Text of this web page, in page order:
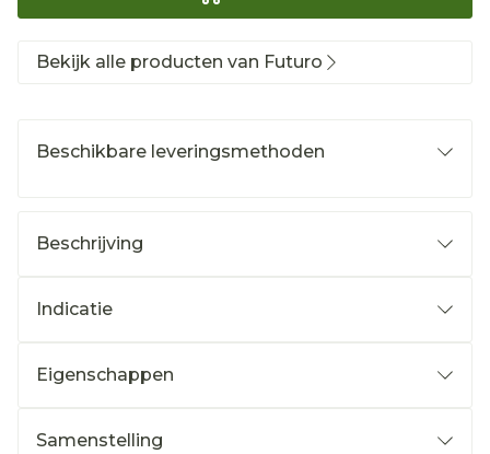
Bekijk alle producten van Futuro
Beschikbare leveringsmethoden
Beschrijving
Indicatie
Eigenschappen
Samenstelling